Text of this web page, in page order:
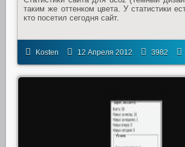
таким же оттенком цвета. У статистики
кто посетил сегодня сайт.
Kosten 12 Апреля 2012 3982